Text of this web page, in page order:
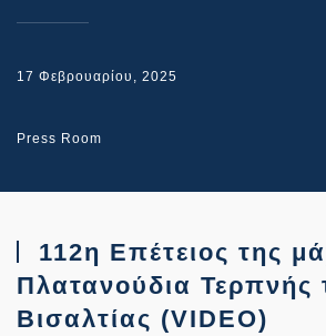
17 Φεβρουαρίου, 2025
Press Room
112η Επέτειος της
Πλατανούδια Τερπνής
Βισαλτίας (VIDEO)